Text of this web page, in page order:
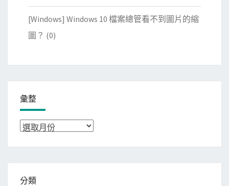
[Windows] Windows 10 檔案總管看不到圖片的縮
圖？ (0)
彙整
彙
分類